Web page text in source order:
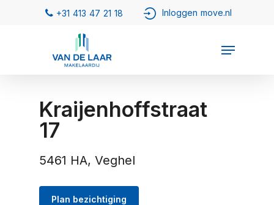
Kraijenhoffstraat
17
5461 HA, Veghel
Plan bezichtiging